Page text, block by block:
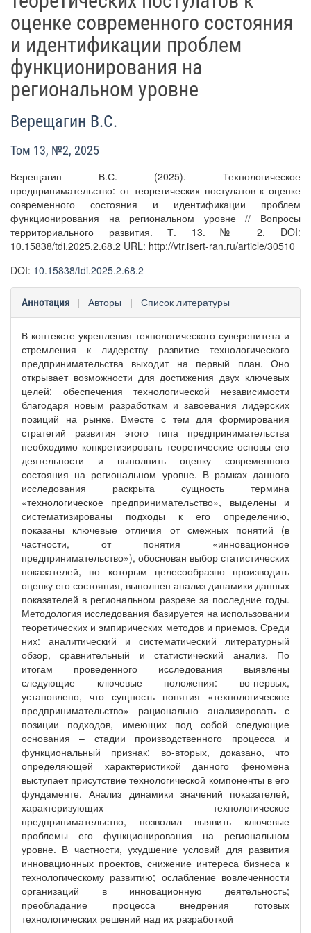
оценке современного состояния
и идентификации проблем
функционирования на
региональном уровне
Верещагин В.С.
Том 13, №2, 2025
Верещагин В.С. (2025). Технологическое
предпринимательство: от теоретических постулатов к оценке
современного состояния и идентификации проблем
функционирования на региональном уровне // Вопросы
территориального развития. Т. 13. № 2. DOI:
10.15838/tdi.2025.2.68.2 URL: http://vtr.isert-ran.ru/article/30510
DOI: 10.15838/tdi.2025.2.68.2
Аннотация | Авторы | Список литературы
В контексте укрепления технологического суверенитета и
стремления к лидерству развитие технологического
предпринимательства выходит на первый план. Оно
открывает возможности для достижения двух ключевых
целей: обеспечения технологической независимости
благодаря новым разработкам и завоевания лидерских
позиций на рынке. Вместе с тем для формирования
стратегий развития этого типа предпринимательства
необходимо конкретизировать теоретические основы его
деятельности и выполнить оценку современного
состояния на региональном уровне. В рамках данного
исследования раскрыта сущность термина
«технологическое предпринимательство», выделены и
систематизированы подходы к его определению,
показаны ключевые отличия от смежных понятий (в
частности, от понятия «инновационное
предпринимательство»), обоснован выбор статистических
показателей, по которым целесообразно производить
оценку его состояния, выполнен анализ динамики данных
показателей в региональном разрезе за последние годы.
Методология исследования базируется на использовании
теоретических и эмпирических методов и приемов. Среди
них: аналитический и систематический литературный
обзор, сравнительный и статистический анализ. По
итогам проведенного исследования выявлены
следующие ключевые положения: во‑первых,
установлено, что сущность понятия «технологическое
предпринимательство» рационально анализировать с
позиции подходов, имеющих под собой следующие
основания – стадии производственного процесса и
функциональный признак; во‑вторых, доказано, что
определяющей характеристикой данного феномена
выступает присутствие технологической компоненты в его
фундаменте. Анализ динамики значений показателей,
характеризующих технологическое
предпринимательство, позволил выявить ключевые
проблемы его функционирования на региональном
уровне. В частности, ухудшение условий для развития
инновационных проектов, снижение интереса бизнеса к
технологическому развитию; ослабление вовлеченности
организаций в инновационную деятельность;
преобладание процесса внедрения готовых
технологических решений над их разработкой